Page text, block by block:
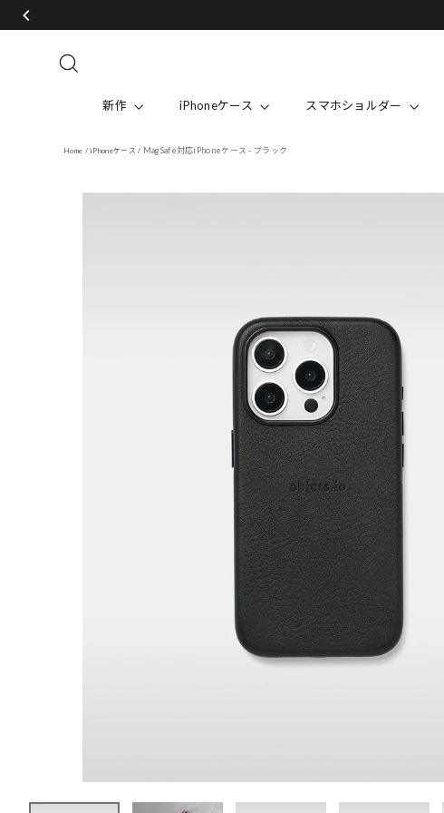
content
新作 iPhoneケース スマホショルダー
Home / iPhoneケース / MagSafe対応iPhoneケース - ブラック